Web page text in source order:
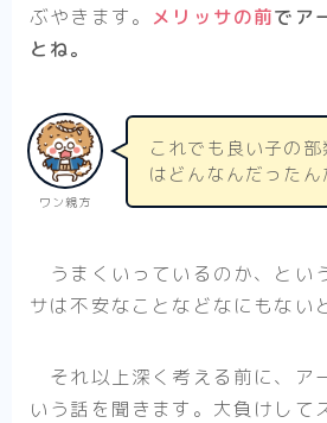
ぶやきます。 メリッサの前でア
とね。
ワン親方
これでも良い子の
はどんなんだったん
うまくいっているのか、とい
サは不安なことなどなにもない
それ以上深く考える前に、ア
いう話を聞きます。大負けして